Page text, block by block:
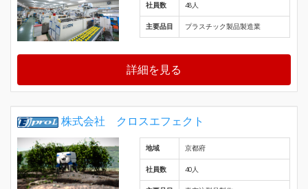
社員数 48人
主要品目 プラスチック製品製造業
詳細を見る
株式会社 クロスエフェクト
地域 京都府
社員数 40人